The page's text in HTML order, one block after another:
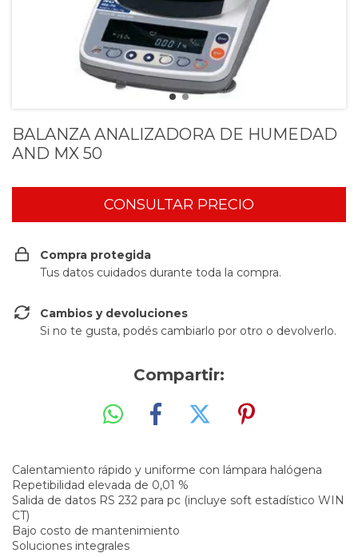
BALANZA ANALIZADORA DE HUMEDAD
AND MX 50
Compra protegida
Tus datos cuidados durante toda la compra.
Cambios y devoluciones
Si no te gusta, podés cambiarlo por otro o devolverlo.
Compartir:
Calentamiento rápido y uniforme con lámpara halógena
Repetibilidad elevada de 0,01 %
Salida de datos RS 232 para pc (incluye soft estadístico WIN
CT)
Bajo costo de mantenimiento
Soluciones integrales